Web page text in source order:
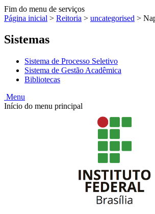
Fim do menu de serviços
Página inicial > Reitoria > uncategorised >
Sistemas
Sistema de Processo Seletivo
Sistema de Gestão Acadêmica
Bibliotecas
Menu
Início do menu principal